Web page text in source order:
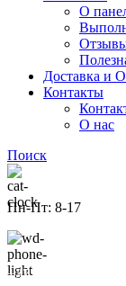
О
Доставка и
Контакты
О нас
Поиск
Пн-Пт: 8-17
+375 29 77-77-625